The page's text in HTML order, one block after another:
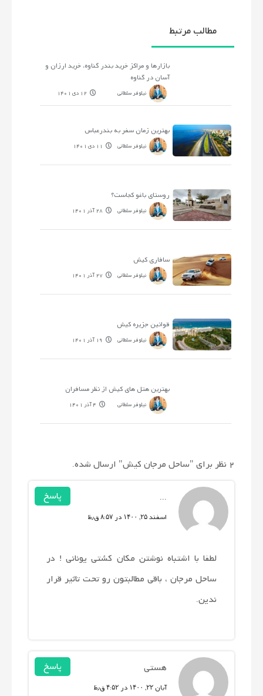
مطالب مرتبط
بازارها و مراکز خرید بندر گناوه، خرید ارزان و
آسان در گناوه
نیلوفر سلطانی 12 دی 1401
بهترین زمان سفر به بندرعباس
نیلوفر سلطانی 11 دی 1401
روستای باغو کجاست؟
نیلوفر سلطانی 28 آذر 1401
سافاری کیش
نیلوفر سلطانی 27 آذر 1401
قوانین جزیره کیش
نیلوفر سلطانی 19 آذر 1401
بهترین هتل های کیش از نظر مسافران
نیلوفر سلطانی 4 آذر 1401
2 نظر برای " ساحل مرجان کیش" ارسال شده.
...
اسفند ۲۵, ۱۴۰۰ در ۸:۵۷ ق٫ظ
لطفا با اشتباه نوشتن مکان کشتی یونانی ! در
ساحل مرجان ، باقی مطالبتون رو تحت تاثیر قرار
ندین.
پاسخ
هستی
آبان ۲۲, ۱۴۰۰ در ۴:۵۲ ق٫ظ
پاسخ